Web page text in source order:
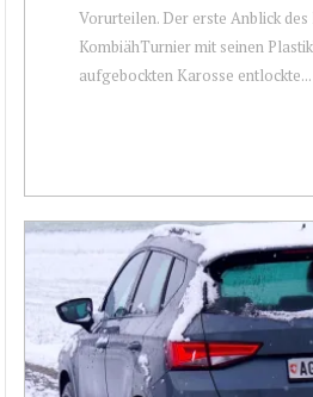
Vorurteilen. Der erste Anblick des
KombiähTurnier mit seinen
aufgebockten Karosse entlockte...